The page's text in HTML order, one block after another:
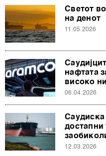
Светот
на денот
11.05.2026
нафтата
високо
06.04.2026
Саудиска
достапни
12.03.2026